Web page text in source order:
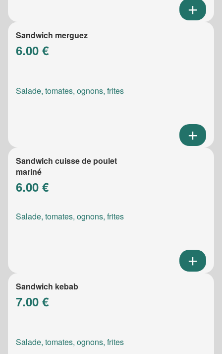
Sandwich merguez
6.00 €
Salade, tomates, ognons, frites
Sandwich cuisse de poulet
mariné
6.00 €
Salade, tomates, ognons, frites
Sandwich kebab
7.00 €
Salade, tomates, ognons, frites